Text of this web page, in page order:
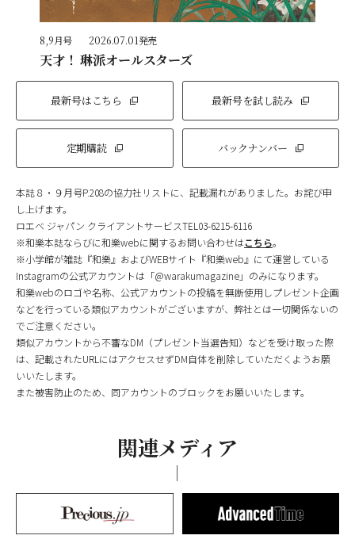
8,9月号 2026.07.01発売
天才！ 琳派オールスターズ
最新号はこちら 最新号を試し読み
定期購読 バックナンバー
本誌８・９月号P.208の協力社リストに、記載漏れがありました。お詫び申
し上げます。
ロエベ ジャパン クライアントサービスTEL03-6215-6116
※和樂本誌ならびに和樂webに関するお問い合わせはこちら。
※小学館が雑誌『和樂』およびWEBサイト『和樂web』にて運営している
Instagramの公式アカウントは「@warakumagazine」のみになります。
和樂webのロゴや名称、公式アカウントの投稿を無断使用しプレゼント企画
などを行っている類似アカウントがございますが、弊社とは一切関係ないの
でご注意ください。
類似アカウントから不審なDM（プレゼント当選告知）などを受け取った際
は、記載されたURLにはアクセスせずDM自体を削除していただくようお願
いいたします。
また被害防止のため、同アカウントのブロックをお願いいたします。
関連メディア